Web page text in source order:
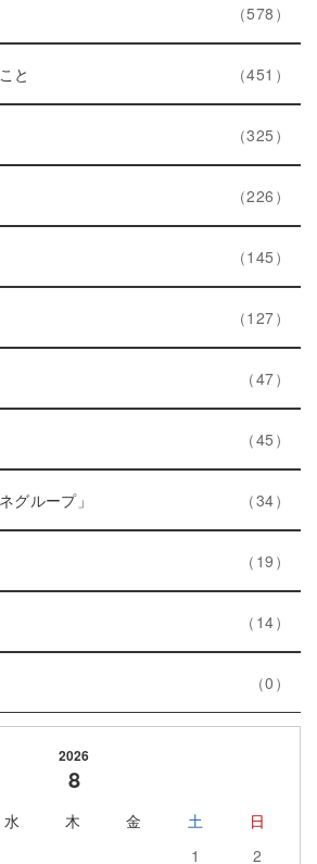
578
と
ン
リ
数
451
325
226
145
127
47
45
グループ」
ン
リ
数
34
19
14
0
2026
8
水 木 金 土
日
1
2